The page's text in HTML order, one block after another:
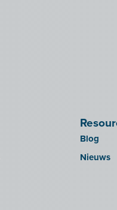
Blog
Nieuws